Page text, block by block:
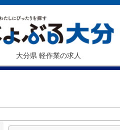
大分県 軽作業の求人